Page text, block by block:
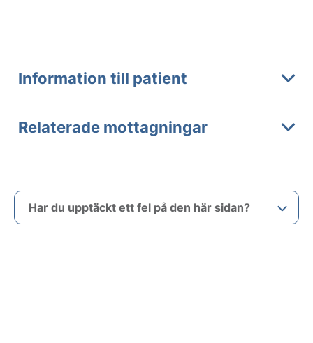
Information till patient
Relaterade mottagningar
Har du upptäckt ett fel på den här sidan?